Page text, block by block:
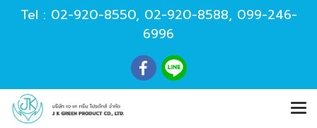
Tel : 02-920-8550, 02-920-8588, 099-246-
6996